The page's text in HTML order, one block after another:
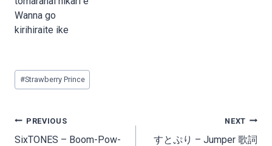
Wanna go
kirihiraite ike
Post
Tags:
#Strawberry Prince
Post
navigation
PREVIOUS
SixTONES – Boom-Pow-
NEXT
すとぷり – Jumper 歌詞